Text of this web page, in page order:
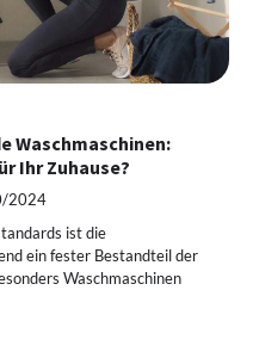
Waschmaschinen:
Ihr Zuhause?
2024
ist die
ein fester Bestandteil der
Waschmaschinen